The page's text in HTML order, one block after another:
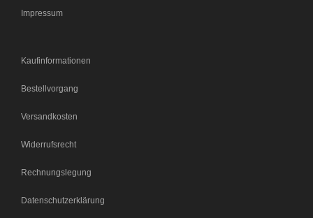
Impressum
Kaufinformationen
Bestellvorgang
Versandkosten
Widerrufsrecht
Rechnungslegung
Datenschutzerklärung